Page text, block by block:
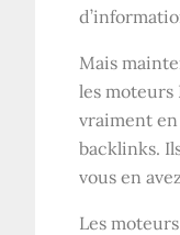
Mais
les
vraiment
backlinks.
vous en
Les